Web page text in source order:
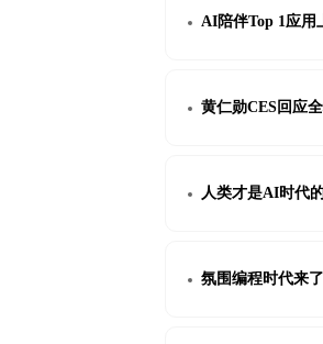
AI陪伴Top 1应用
黄仁勋CES回应
人类才是AI时代
氛围编程时代来